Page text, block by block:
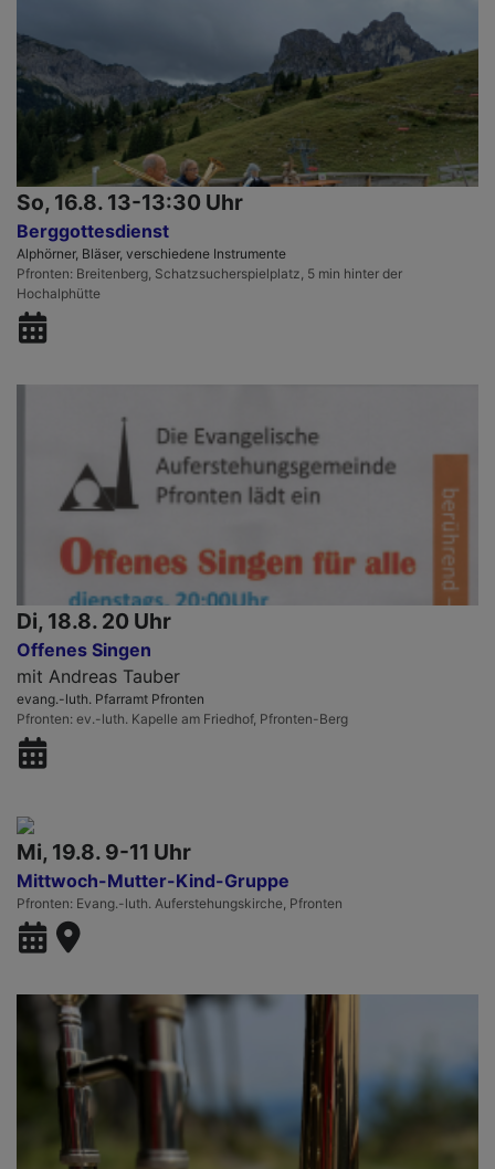
So, 16.8. 13-13:30 Uhr
Berggottesdienst
Alphörner, Bläser, verschiedene Instrumente
Pfronten Breitenberg, Schatzsucherspielplatz, 5 min hinter der
Hochalphütte
Di, 18.8. 20 Uhr
Offenes Singen
mit Andreas Tauber
evang.-luth. Pfarramt Pfronten
Pfronten ev.-luth. Kapelle am Friedhof, Pfronten-Berg
Mi, 19.8. 9-11 Uhr
Mittwoch-Mutter-Kind-Gruppe
Pfronten Evang.-luth. Auferstehungskirche, Pfronten